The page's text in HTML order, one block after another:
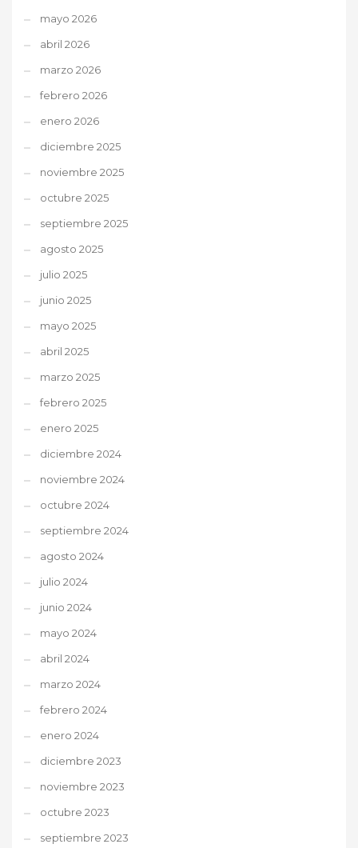
mayo 2026
abril 2026
marzo 2026
febrero 2026
enero 2026
diciembre 2025
noviembre 2025
octubre 2025
septiembre 2025
agosto 2025
julio 2025
junio 2025
mayo 2025
abril 2025
marzo 2025
febrero 2025
enero 2025
diciembre 2024
noviembre 2024
octubre 2024
septiembre 2024
agosto 2024
julio 2024
junio 2024
mayo 2024
abril 2024
marzo 2024
febrero 2024
enero 2024
diciembre 2023
noviembre 2023
octubre 2023
septiembre 2023